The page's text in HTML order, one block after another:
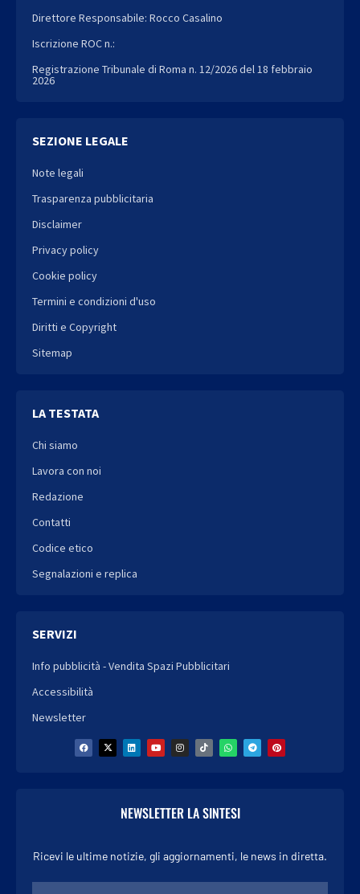
Direttore Responsabile: Rocco Casalino
Iscrizione ROC n.:
Registrazione Tribunale di Roma n. 12/2026 del 18 febbraio
2026
SEZIONE LEGALE
Note legali
Trasparenza pubblicitaria
Disclaimer
Privacy policy
Cookie policy
Termini e condizioni d'uso
Diritti e Copyright
Sitemap
LA TESTATA
Chi siamo
Lavora con noi
Redazione
Contatti
Codice etico
Segnalazioni e replica
SERVIZI
Info pubblicità - Vendita Spazi Pubblicitari
Accessibilità
Newsletter
NEWSLETTER LA SINTESI
Ricevi le ultime notizie, gli aggiornamenti, le news in diretta.